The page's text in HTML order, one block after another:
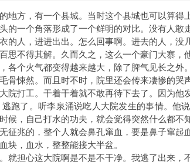
地方，有一个县城。当时这个县城也可以算得
的一个角落形成了一个鲜明的对比。没有人敢
的人，进进出出。怎么回事啊。进去的人，没
思不得其解。久而久之，这么一个豪门大寨，
各个火气都变得越来越大，除了脾气见长之外
骨悚然。而且时不时，院里还会传来凄惨的哭
院打工。干着干着就不敢再待下去了。因为他
跑了。听李泉涌说吃人大院发生的事情。他
候，自己打水的功夫，就会觉得突然什么都不
征兆的，整个人就会鼻孔窜血，要是鼻子窜起
块，血水，整整能接大半盆。
就担心这大院啊是不是不干净。我逃了出来，